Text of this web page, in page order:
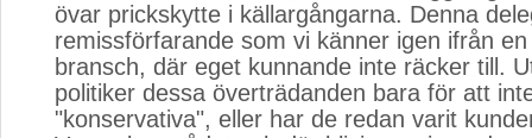
övar prickskytte i källargångarna. Denna
remissförfarande som vi känner igen ifrån
bransch, där eget kunnande inte räcker till.
politiker dessa överträdanden bara för att
"konservativa", eller har de redan varit